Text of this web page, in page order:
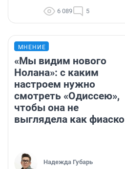
6 089 5
МНЕНИЕ
«Мы видим нового
Нолана»: с каким
настроем нужно
смотреть «Одиссею»,
чтобы она не
выглядела как фиаско
Надежда Губарь